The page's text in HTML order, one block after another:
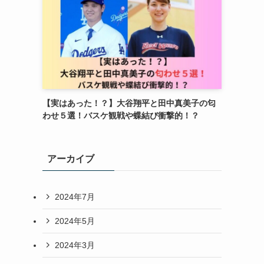
【実はあった！？】大谷翔平と田中真美子の匂
わせ５選！バスケ観戦や蝶結び衝撃的！？
アーカイブ
2024年7月
2024年5月
2024年3月